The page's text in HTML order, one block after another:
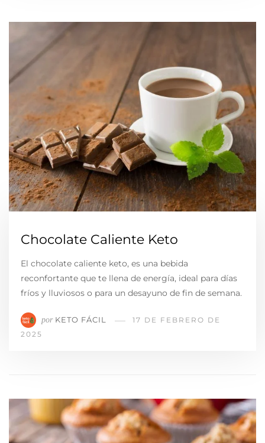
Chocolate Caliente Keto
El chocolate caliente keto, es una bebida
reconfortante que te llena de energía, ideal para días
fríos y lluviosos o para un desayuno de fin de semana.
por KETO FÁCIL
17 DE FEBRERO DE
2025